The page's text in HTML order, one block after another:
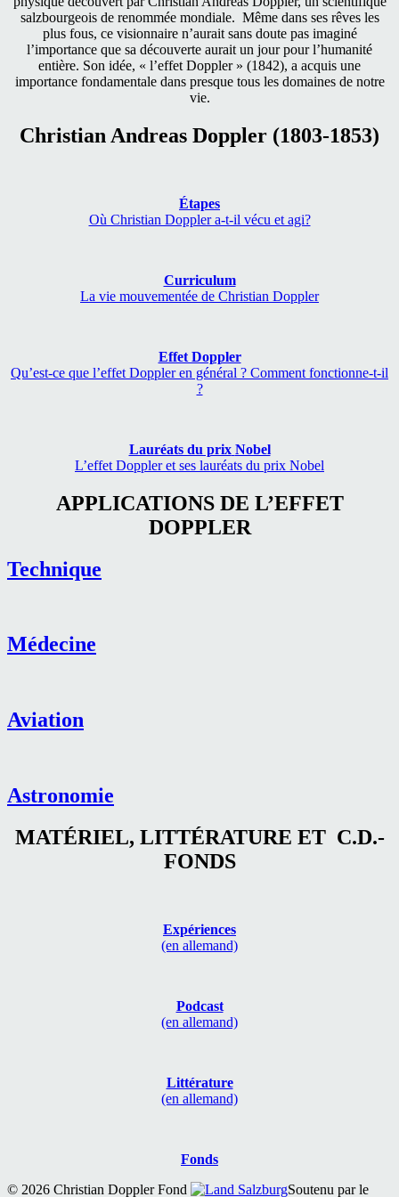
salzbourgeois de renommée mondiale. Même dans ses rêves les
plus fous, ce visionnaire n’aurait sans doute pas imaginé
l’importance que sa découverte aurait un jour pour l’humanité
entière. Son idée, « l’effet Doppler » (1842), a acquis une
importance fondamentale dans presque tous les domaines de notre
vie.
Christian Andreas Doppler (1803-1853)
Étapes
Où Christian Doppler a-t-il vécu et agi?
Curriculum
La vie mouvementée de Christian Doppler
Effet Doppler
Qu’est-ce que l’effet Doppler en général ? Comment fonctionne-t-il
?
Lauréats du prix Nobel
L’effet Doppler et ses lauréats du prix Nobel
APPLICATIONS DE L’EFFET
DOPPLER
Technique
Médecine
Aviation
Astronomie
MATÉRIEL, LITTÉRATURE ET C.D.-
FONDS
Expériences
(en allemand)
Podcast
(en allemand)
Littérature
(en allemand)
Fonds
© 2026 Christian Doppler Fond
Soutenu par le